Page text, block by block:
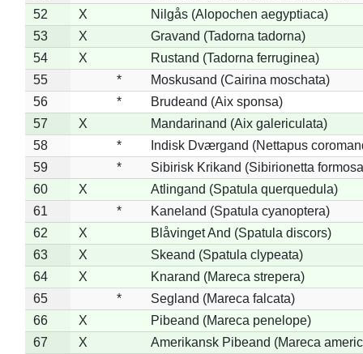
52
X
Nilgås (Alopochen aegyptiaca)
53
X
Gravand (Tadorna tadorna)
54
X
Rustand (Tadorna ferruginea)
55
*
Moskusand (Cairina moschata)
56
*
Brudeand (Aix sponsa)
57
X
Mandarinand (Aix galericulata)
58
*
Indisk Dværgand (Nettapus
59
*
Sibirisk Krikand (Sibirionetta
60
X
Atlingand (Spatula querquedula)
61
*
Kaneland (Spatula cyanoptera)
62
X
Blåvinget And (Spatula discors)
63
X
Skeand (Spatula clypeata)
64
X
Knarand (Mareca strepera)
65
*
Segland (Mareca falcata)
66
X
Pibeand (Mareca penelope)
67
X
Amerikansk Pibeand (Mareca